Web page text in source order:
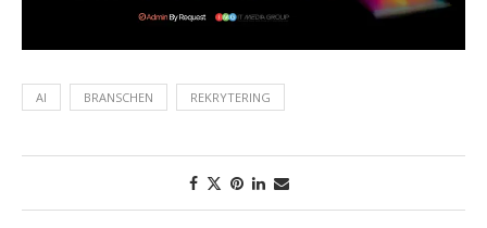
AI BRANSCHEN REKRYTERING